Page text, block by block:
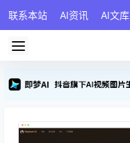
联系本站 AI资讯 AI文库